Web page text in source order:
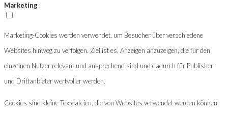
Marketing
Marketing-Cookies werden verwendet, um Besucher über verschiedene
Websites hinweg zu verfolgen. Ziel ist es, Anzeigen anzuzeigen, die für den
einzelnen Nutzer relevant und ansprechend sind und dadurch für Publisher
und Drittanbieter wertvoller werden.
Cookies sind kleine Textdateien, die von Websites verwendet werden können,